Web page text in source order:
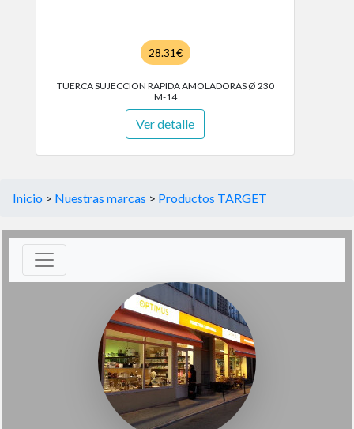
28.31€
TUERCA SUJECCION RAPIDA AMOLADORAS Ø 230
M-14
Ver detalle
Inicio > Nuestras marcas > Productos TARGET